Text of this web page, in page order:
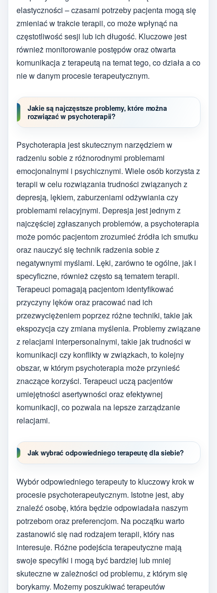
elastyczności – czasami potrzeby pacjenta mogą się
zmieniać w trakcie terapii, co może wpłynąć na
częstotliwość sesji lub ich długość. Kluczowe jest
również monitorowanie postępów oraz otwarta
komunikacja z terapeutą na temat tego, co działa a co
nie w danym procesie terapeutycznym.
Jakie są najczęstsze problemy, które można
rozwiązać w psychoterapii?
Psychoterapia jest skutecznym narzędziem w
radzeniu sobie z różnorodnymi problemami
emocjonalnymi i psychicznymi. Wiele osób korzysta z
terapii w celu rozwiązania trudności związanych z
depresją, lękiem, zaburzeniami odżywiania czy
problemami relacyjnymi. Depresja jest jednym z
najczęściej zgłaszanych problemów, a psychoterapia
może pomóc pacjentom zrozumieć źródła ich smutku
oraz nauczyć się technik radzenia sobie z
negatywnymi myślami. Lęki, zarówno te ogólne, jak i
specyficzne, również często są tematem terapii.
Terapeuci pomagają pacjentom identyfikować
przyczyny lęków oraz pracować nad ich
przezwyciężeniem poprzez różne techniki, takie jak
ekspozycja czy zmiana myślenia. Problemy związane
z relacjami interpersonalnymi, takie jak trudności w
komunikacji czy konflikty w związkach, to kolejny
obszar, w którym psychoterapia może przynieść
znaczące korzyści. Terapeuci uczą pacjentów
umiejętności asertywności oraz efektywnej
komunikacji, co pozwala na lepsze zarządzanie
relacjami.
Jak wybrać odpowiedniego terapeutę dla siebie?
Wybór odpowiedniego terapeuty to kluczowy krok w
procesie psychoterapeutycznym. Istotne jest, aby
znaleźć osobę, która będzie odpowiadała naszym
potrzebom oraz preferencjom. Na początku warto
zastanowić się nad rodzajem terapii, który nas
interesuje. Różne podejścia terapeutyczne mają
swoje specyfiki i mogą być bardziej lub mniej
skuteczne w zależności od problemu, z którym się
borykamy. Możemy poszukiwać terapeutów